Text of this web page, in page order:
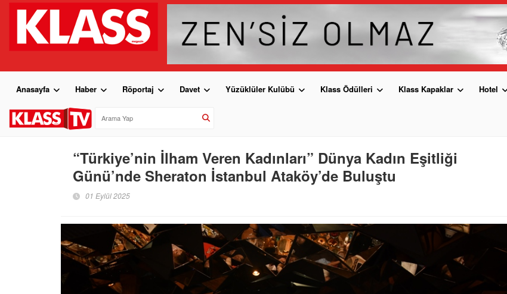
Anasayfa Haber Röportaj Davet Yüzüklüler Kulübü Klass Ödülleri Klass Kapaklar Hotel
“Türkiye’nin İlham Veren Kadınları” Dünya Kadın Eşitliği
Günü’nde Sheraton İstanbul Ataköy’de Buluştu
01 Eylül 2025